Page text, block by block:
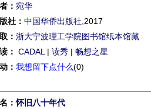
： 宛华
社： 中国华侨出版社 ,2017
： 浙大宁波理工学院图书馆纸本馆藏
： CADAL | 读秀 | 畅想之星
： 我想留下点什么(0)
：怀旧八十年代